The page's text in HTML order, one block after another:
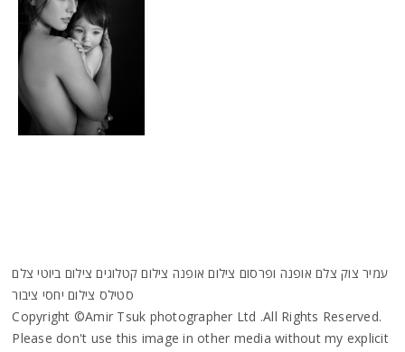
עמיר צוק צלם אופנה ופרסום צילום אופנה צילום קטלוגים צילום ביוטי צלם
סטילס צילום יחסי ציבור
Copyright ©Amir Tsuk photographer Ltd .All Rights Reserved.
Please don't use this image in other media without my explicit